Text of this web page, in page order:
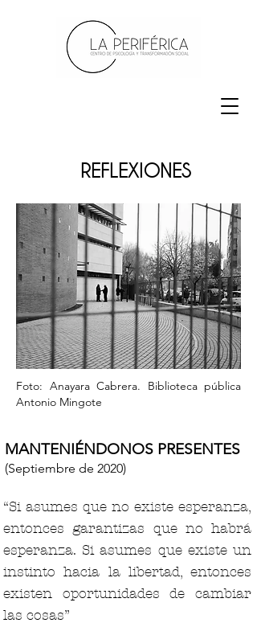
REFLEXIONES
Foto: Anayara Cabrera. Biblioteca pública
Antonio Mingote
MANTENIÉNDONOS PRESENTES
(Septiembre de 2020)
“Si asumes que no existe esperanza,
entonces garantizas que no habrá
esperanza. Si asumes que existe un
instinto hacia la libertad, entonces
existen oportunidades de cambiar
las cosas”